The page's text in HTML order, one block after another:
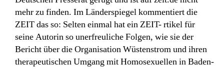
mehr zu finden. Im Länderspiegel kommentiert die
ZEIT das so: Selten einmal hat ein ZEIT- rtikel für
seine Autorin so unerfreuliche Folgen, wie sie der
Bericht über die Organisation Wüstenstrom und ihren
therapeutischen Umgang mit Homosexuellen in Baden-